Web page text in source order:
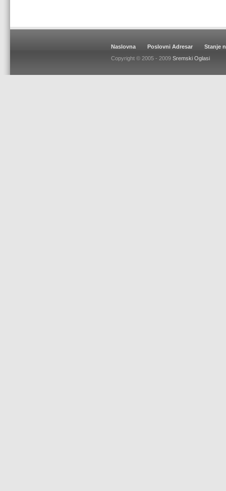
Naslovna Poslovni Adresar
Stanje
Copyright © 2005 - 2009 Sremski Oglasi